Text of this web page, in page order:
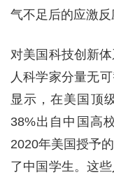
气不足后的应激反
对美国科技创新
人科学家分量无
显示，在美国顶
38%出自中国高
2020年美国授予
了中国学生。这